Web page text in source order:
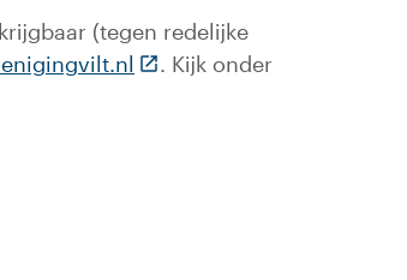
(tegen redelijke
(Deze link gaat naar een
. Kijk onder